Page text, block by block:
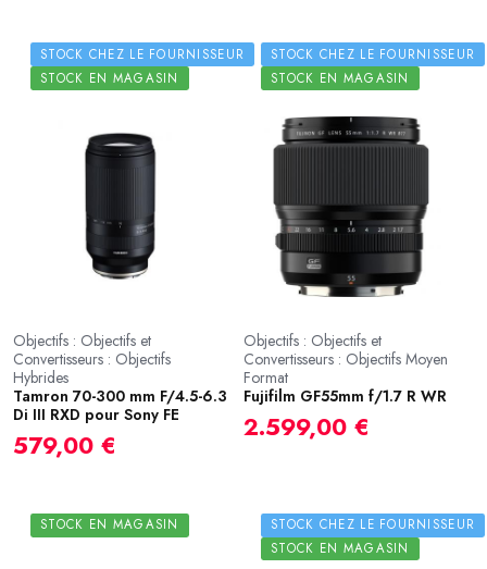
STOCK CHEZ LE FOURNISSEUR
STOCK EN MAGASIN
Objectifs : Objectifs et
Convertisseurs : Objectifs
Hybrides
Tamron 70-300 mm F/4.5-6.3
Di III RXD pour Sony FE
579,00 €
STOCK CHEZ LE FOURNISSEUR
STOCK EN MAGASIN
Objectifs : Objectifs et
Convertisseurs : Objectifs Moyen
Format
Fujifilm GF55mm f/1.7 R WR
2.599,00 €
STOCK EN MAGASIN
STOCK CHEZ LE FOURNISSEUR
STOCK EN MAGASIN